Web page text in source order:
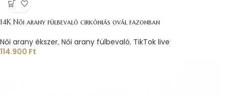
14K Női arany fülbevaló cirkóniás ovál fazonban
Női arany ékszer, Női arany fülbevaló, TikTok live
114.900 Ft